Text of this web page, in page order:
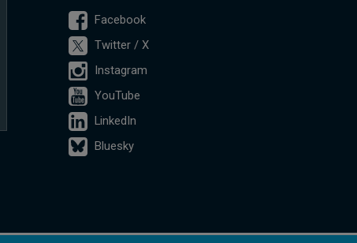
Facebook
Twitter / X
Instagram
YouTube
LinkedIn
Bluesky